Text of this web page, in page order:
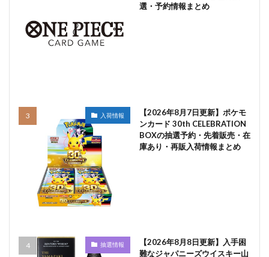
選・予約情報まとめ
入荷情報
【2026年8月7日更新】ポケモ
ンカード 30th CELEBRATION
BOXの抽選予約・先着販売・在
庫あり・再販入荷情報まとめ
抽選情報
【2026年8月8日更新】入手困
難なジャパニーズウイスキー山